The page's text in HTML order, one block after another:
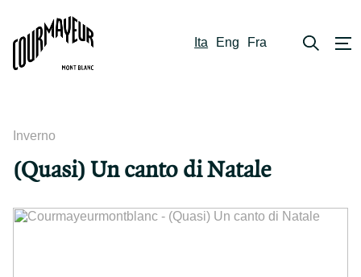
Ita Eng Fra
Inverno
(Quasi) Un canto di Natale